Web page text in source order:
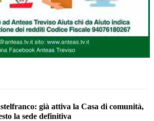
già attiva la Casa di comunità,
la sede definitiva